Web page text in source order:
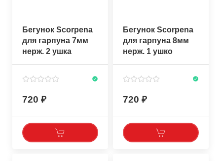
Бегунок Scorpena
для гарпуна 7мм
нерж. 2 ушка
720
Бегунок Scorpena
для гарпуна 8мм
нерж. 1 ушко
720